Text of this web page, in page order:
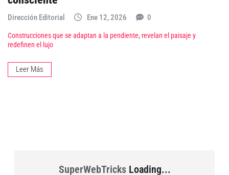
Dirección Editorial Ene 12, 2026 0
Construcciones que se adaptan a la pendiente, revelan el paisaje y
redefinen el lujo
Leer Más
SuperWebTricksLoading...